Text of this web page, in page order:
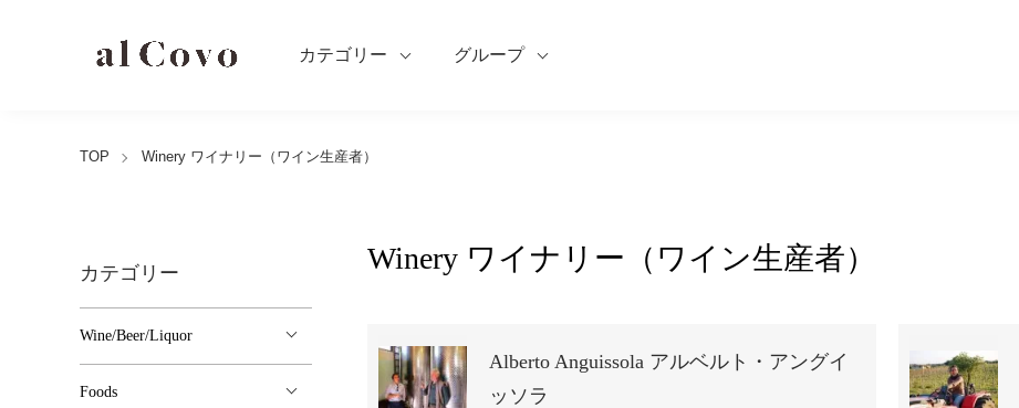
カテゴリー グループ
TOP Winery ワイナリー（ワイン生産者）
Winery ワイナリー（ワイン生産者）
Alberto Anguissola アルベルト・アングイ
ッソラ
カテゴリー
Wine/Beer/Liquor
Foods